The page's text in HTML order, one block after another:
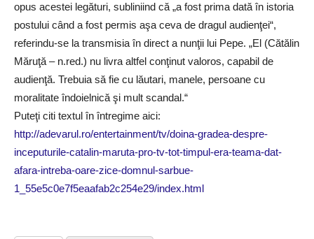
opus acestei legături, subliniind că „a fost prima dată în istoria
postului când a fost permis aşa ceva de dragul audienţei“,
referindu-se la transmisia în direct a nunţii lui Pepe. „El (Cătălin
Măruţă – n.red.) nu livra altfel conţinut valoros, capabil de
audienţă. Trebuia să fie cu lăutari, manele, persoane cu
moralitate îndoielnică şi mult scandal.“
Puteţi citi textul în întregime aici:
http://adevarul.ro/entertainment/tv/doina-gradea-despre-
inceputurile-catalin-maruta-pro-tv-tot-timpul-era-teama-dat-
afara-intreba-oare-zice-domnul-sarbue-
1_55e5c0e7f5eaafab2c254e29/index.html